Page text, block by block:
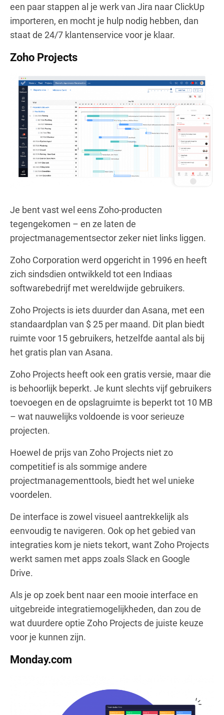
een paar stappen al je werk van Jira naar ClickUp
importeren, en mocht je hulp nodig hebben, dan
staat de 24/7 klantenservice voor je klaar.
Zoho Projects
Je bent vast wel eens Zoho-producten
tegengekomen – en ze laten de
projectmanagementsector zeker niet links liggen.
Zoho Corporation werd opgericht in 1996 en heeft
zich sindsdien ontwikkeld tot een Indiaas
softwarebedrijf met wereldwijde gebruikers.
Zoho Projects is iets duurder dan Asana, met een
standaardplan van $ 25 per maand. Dit plan biedt
ruimte voor 15 gebruikers, hetzelfde aantal als bij
het gratis plan van Asana.
Zoho Projects heeft ook een gratis versie, maar die
is behoorlijk beperkt. Je kunt slechts vijf gebruikers
toevoegen en de opslagruimte is beperkt tot 10 MB
– wat nauwelijks voldoende is voor serieuze
projecten.
Hoewel de prijs van Zoho Projects niet zo
competitief is als sommige andere
projectmanagementtools, biedt het wel unieke
voordelen.
De interface is zowel visueel aantrekkelijk als
eenvoudig te navigeren. Ook op het gebied van
integraties kom je niets tekort, want Zoho Projects
werkt samen met apps zoals Slack en Google
Drive.
Als je op zoek bent naar een mooie interface en
uitgebreide integratiemogelijkheden, dan zou de
wat duurdere optie Zoho Projects de juiste keuze
voor je kunnen zijn.
Monday.com